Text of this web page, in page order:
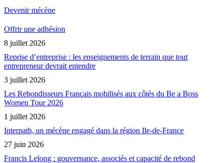
Devenir mécène
Offrir une adhésion
8 juillet 2026
Reprise d’entreprise : les enseignements de terrain que tout
entrepreneur devrait entendre
3 juillet 2026
Les Rebondisseurs Français mobilisés aux côtés du Be a Boss
Women Tour 2026
1 juillet 2026
Interpath, un mécène engagé dans la région Ile-de-France
27 juin 2026
Francis Lelong : gouvernance, associés et capacité de rebond